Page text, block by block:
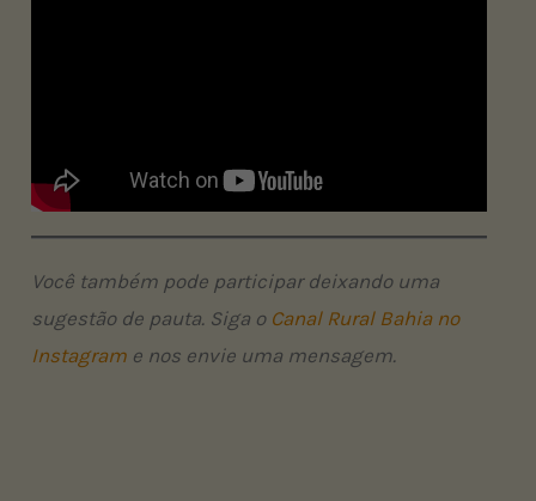
Você também pode participar deixando uma
sugestão de pauta. Siga o Canal Rural Bahia no
Instagram e nos envie uma mensagem.